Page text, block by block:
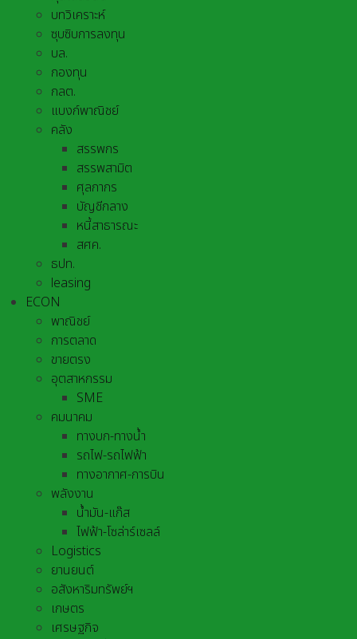
บทวิเคราะห์
ซุบซิบการลงทุน
บล.
กองทุน
กลต.
แบงก์พาณิชย์
คลัง
สรรพกร
สรรพสามิต
ศุลกากร
บัญชีกลาง
หนี้สาธารณะ
สศค.
ธปท.
leasing
ECON
พาณิชย์
การตลาด
ขายตรง
อุตสาหกรรม
SME
คมนาคม
ทางบก-ทางน้ำ
รถไฟ-รถไฟฟ้า
ทางอากาศ-การบิน
พลังงาน
น้ำมัน-แก๊ส
ไฟฟ้า-โซล่าร์เซลล์
Logistics
ยานยนต์
อสังหาริมทรัพย์ฯ
เกษตร
เศรษฐกิจ